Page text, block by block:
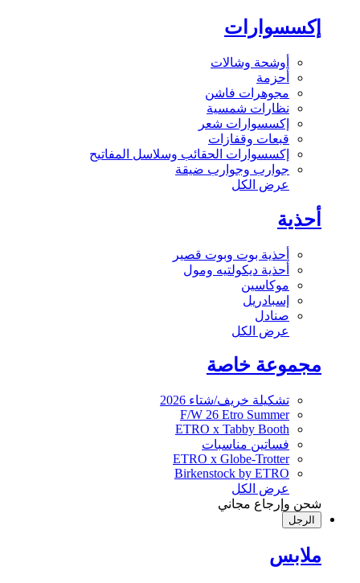
إكسسوارات
أوشحة وشالات
أحزمة
مجوهرات فاشن
نظارات شمسية
إكسسوارات شعر
قبعات وقفازات
إكسسوارات الحقائب وسلاسل المفاتيح
جوارب وجوارب ضيقة
عرض الكل
أحذية
أحذية بوت وبوت قصير
أحذية ديكولتيه ومول
موكاسين
إسبادريل
صنادل
عرض الكل
مجموعة خاصة
تشكيلة خريف/شتاء 2026
F/W 26 Etro Summer
ETRO x Tabby Booth
فساتين مناسبات
ETRO x Globe-Trotter
Birkenstock by ETRO
عرض الكل
شحن وإرجاع مجاني
الرجل
ملابس